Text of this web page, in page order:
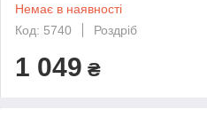
Немає в наявності
Код: 5740
Роздріб
1 049 ₴